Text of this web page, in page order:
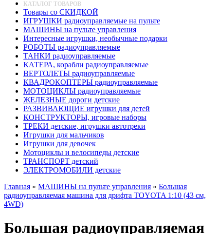
КАТАЛОГ ТОВАРОВ
Товары со СКИДКОЙ
ИГРУШКИ радиоуправляемые на пульте
МАШИНЫ на пульте управления
Интересные игрушки, необычные подарки
РОБОТЫ радиоуправляемые
ТАНКИ радиоуправляемые
КАТЕРА, корабли радиоуправляемые
ВЕРТОЛЕТЫ радиоуправляемые
КВАДРОКОПТЕРЫ радиоуправляемые
МОТОЦИКЛЫ радиоуправляемые
ЖЕЛЕЗНЫЕ дороги детские
РАЗВИВАЮЩИЕ игрушки для детей
КОНСТРУКТОРЫ, игровые наборы
ТРЕКИ детские, игрушки автотреки
Игрушки для мальчиков
Игрушки для девочек
Мотоциклы и велосипеды детские
ТРАНСПОРТ детский
ЭЛЕКТРОМОБИЛИ детские
Главная » МАШИНЫ на пульте управления » Большая
радиоуправляемая машина для дрифта TOYOTA 1:10 (43 см,
4WD)
Большая радиоуправляемая